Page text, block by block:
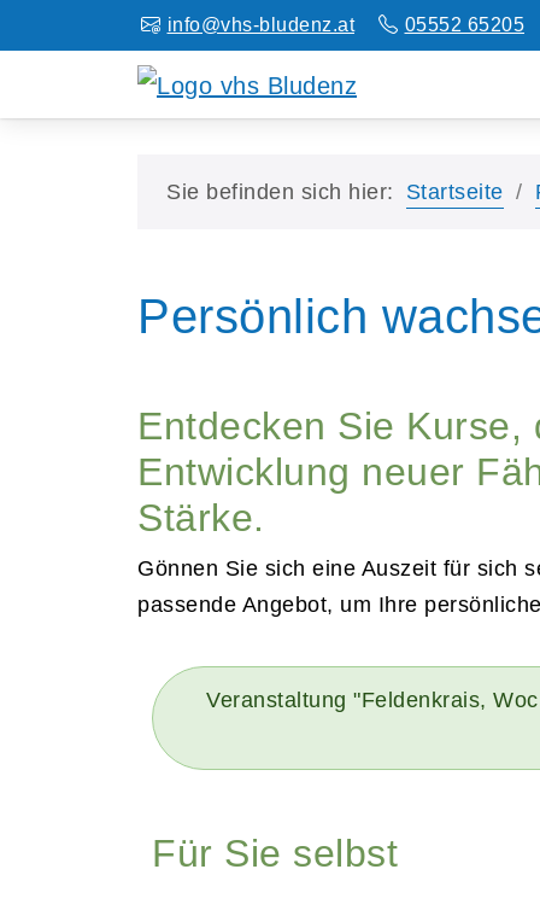
info@vhs-bludenz.at 05552 65205
Sie befinden sich hier: Startseite
Persönlich
Entdecken Sie
Entwicklung neuer
Stärke.
Gönnen Sie sich eine Auszeit für sich
passende Angebot, um Ihre
Veranstaltung "Feldenkrais,
Für Sie selbst